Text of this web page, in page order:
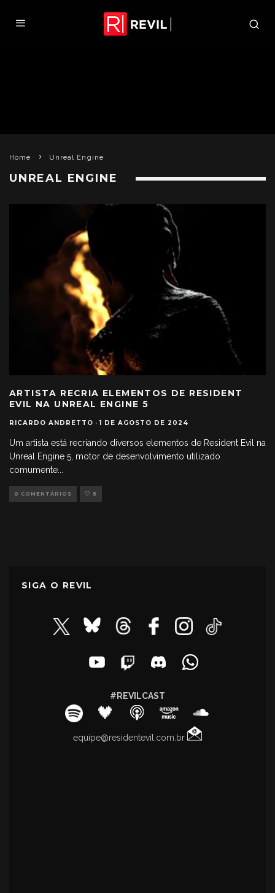
Home Unreal Engine
UNREAL ENGINE
ARTISTA RECRIA ELEMENTOS DE RESIDENT
EVIL NA UNREAL ENGINE 5
RICARDO ANDRETTO · 1 DE AGOSTO DE 2024
Um artista está recriando diversos elementos de Resident Evil na
Unreal Engine 5, motor de desenvolvimento utilizado
comumente
0 COMENTÁRIOS 5
SIGA O REVIL
#REVILCAST
equipe@residentevil.com.br